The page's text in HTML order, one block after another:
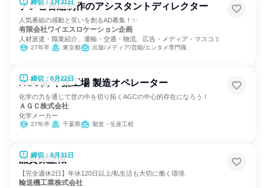
締切：1月31日
テレビ番組制作のアシスタントディレクター
人気番組の感動と笑いを創るAD募集！✨
有限会社ワイエスロケーション企画
人材派遣・職業紹介、運輸・交通・物流、広告・メディア・マスコミ
27年卒 東京都 出版/メディア/芸能/エンタメ専門職
締切：8月22日
AGC㈱ 千葉工場 製造オペレーター
化学の力を通じて世の中を切り拓くAGCの中心的存在になろう！
ＡＧＣ株式会社
化学メーカー
27年卒 千葉県 製造・生産工程
締切：8月31日
品質保証職
【完全週休2日】年休120日以上/私生活も大切に働く環境
輸送機工業株式会社